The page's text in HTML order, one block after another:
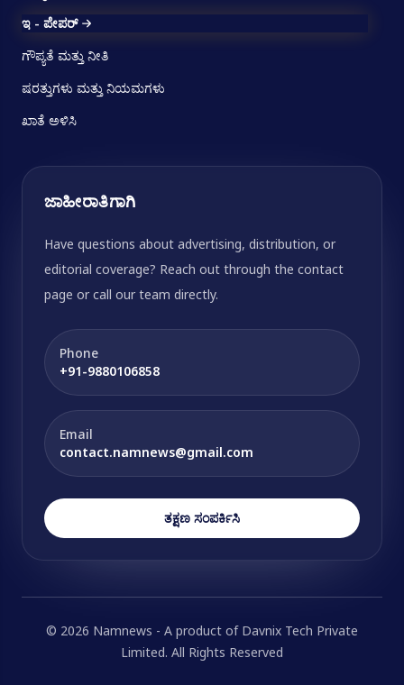
ಇ - ಪೇಪರ್
ಗೌಪ್ಯತೆ ಮತ್ತು ನೀತಿ
ಷರತ್ತುಗಳು ಮತ್ತು ನಿಯಮಗಳು
ಖಾತೆ ಅಳಿಸಿ
ಜಾಹೀರಾತಿಗಾಗಿ
Have questions about advertising, distribution, or
editorial coverage? Reach out through the contact
page or call our team directly.
Phone
+91-9880106858
Email
contact.namnews@gmail.com
ತಕ್ಷಣ ಸಂಪರ್ಕಿಸಿ
© 2026 Namnews - A product of Davnix Tech Private
Limited. All Rights Reserved